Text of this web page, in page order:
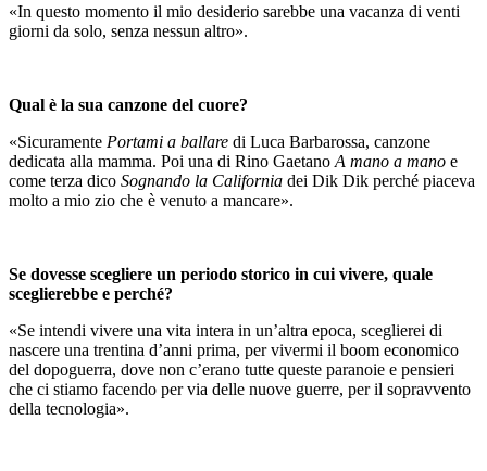
«In questo momento il mio desiderio sarebbe una vacanza di venti
giorni da solo, senza nessun altro».
Qual è la sua canzone del cuore?
«Sicuramente Portami a ballare di Luca Barbarossa, canzone
dedicata alla mamma. Poi una di Rino Gaetano A mano a mano e
come terza dico Sognando la California dei Dik Dik perché piaceva
molto a mio zio che è venuto a mancare».
Se dovesse scegliere un periodo storico in cui vivere, quale
sceglierebbe e perché?
«Se intendi vivere una vita intera in un’altra epoca, sceglierei di
nascere una trentina d’anni prima, per vivermi il boom economico
del dopoguerra, dove non c’erano tutte queste paranoie e pensieri
che ci stiamo facendo per via delle nuove guerre, per il sopravvento
della tecnologia».